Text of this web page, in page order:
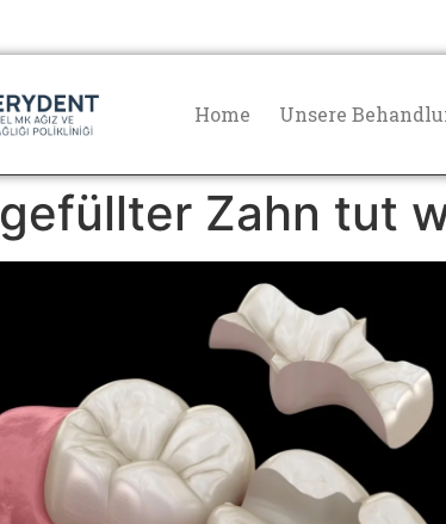
Home Unsere
Zahn tut